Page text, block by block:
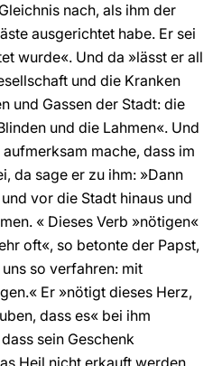
nach, als ihm der
ausgerichtet habe. Er sei
wurde«. Und da »lässt er all
und die Kranken
und Gassen der Stadt: die
und die Lahmen«. Und
mache, dass im
da sage er zu ihm: »Dann
vor die Stadt hinaus und
« Dieses Verb »nötigen«
oft«, so betonte der Papst,
so verfahren: mit
Er »nötigt dieses Herz,
dass es« bei ihm
sein Geschenk
Heil nicht erkauft werden